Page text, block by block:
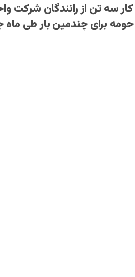
کار سه تن از رانندگان شرکت
حومه برای چندمین بار طی ماه